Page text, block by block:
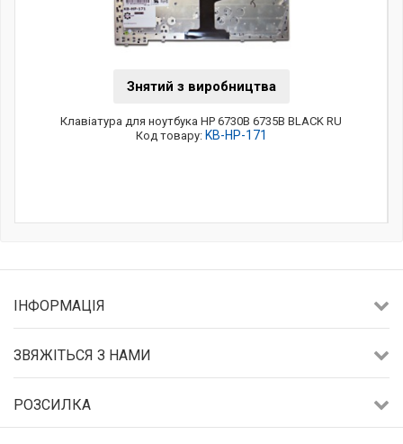
Знятий з виробництва
Клавіатура для ноутбука HP 6730B 6735B BLACK RU
Код товару: KB-HP-171
ІНФОРМАЦІЯ
ЗВЯЖІТЬСЯ З НАМИ
РОЗСИЛКА